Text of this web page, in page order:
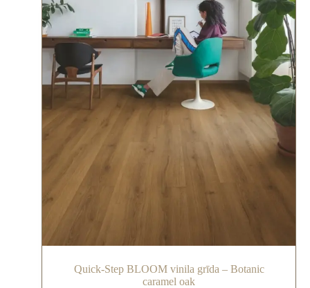
Quick-Step BLOOM vinila grīda – Botanic
caramel oak